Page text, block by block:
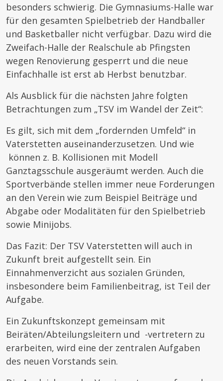
besonders schwierig. Die Gymnasiums-Halle war
für den gesamten Spielbetrieb der Handballer
und Basketballer nicht verfügbar. Dazu wird die
Zweifach-Halle der Realschule ab Pfingsten
wegen Renovierung gesperrt und die neue
Einfachhalle ist erst ab Herbst benutzbar.
Als Ausblick für die nächsten Jahre folgten
Betrachtungen zum „TSV im Wandel der Zeit“:
Es gilt, sich mit dem „fordernden Umfeld“ in
Vaterstetten auseinanderzusetzen. Und wie
können z. B. Kollisionen mit Modell
Ganztagsschule ausgeräumt werden. Auch die
Sportverbände stellen immer neue Forderungen
an den Verein wie zum Beispiel Beiträge und
Abgabe oder Modalitäten für den Spielbetrieb
sowie Minijobs.
Das Fazit: Der TSV Vaterstetten will auch in
Zukunft breit aufgestellt sein. Ein
Einnahmenverzicht aus sozialen Gründen,
insbesondere beim Familienbeitrag, ist Teil der
Aufgabe.
Ein Zukunftskonzept gemeinsam mit
Beiräten/Abteilungsleitern und -vertretern zu
erarbeiten, wird eine der zentralen Aufgaben
des neuen Vorstands sein.